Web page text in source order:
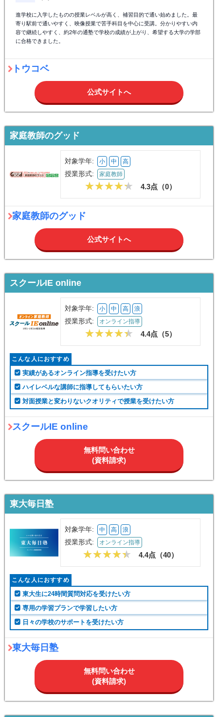
進学校に入学したものの授業レベルが高く、補習目的で通い始めました。最
寄り駅前で通いやすく、映像授業で苦手科目を中心に受講。分かりやすい内
容で継続しやすく、約2年の通塾で学校の成績が上がり、希望する大学の学部
に合格できました。
トウコベ
公式サイトへ
家庭教師のグッド
対象学年: 小 中 高
授業形式: 家庭教師
4.3点（0）
家庭教師のグッド
公式サイトへ
スクールIE online
対象学年: 小 中 高 浪
授業形式: オンライン指導
4.4点（5）
こんな人におすすめ
実績があるオンライン指導を受けたい方
ハイレベルな講師に指導してもらいたい方
対面授業と変わりないクオリティで授業を受けたい方
スクールIE online
無料問い合わせ
(資料請求)
東大毎日塾
対象学年: 中 高 浪
授業形式: オンライン指導
4.4点（40）
こんな人におすすめ
東大生に24時間質問対応を受けたい方
専用の学習プランで学習したい方
日々の学校のサポートを受けたい方
東大毎日塾
無料問い合わせ
(資料請求)